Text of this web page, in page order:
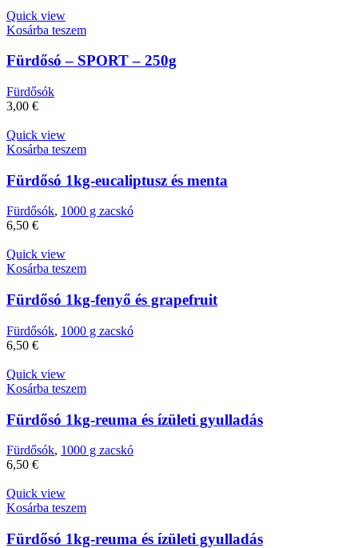
Quick view
Kosárba teszem
Fürdősó – SPORT – 250g
Fürdősók
3,00 €
Quick view
Kosárba teszem
Fürdősó 1kg-eucaliptusz és menta
Fürdősók, 1000 g zacskó
6,50 €
Quick view
Kosárba teszem
Fürdősó 1kg-fenyő és grapefruit
Fürdősók, 1000 g zacskó
6,50 €
Quick view
Kosárba teszem
Fürdősó 1kg-reuma és ízületi gyulladás
Fürdősók, 1000 g zacskó
6,50 €
Quick view
Kosárba teszem
Fürdősó 1kg-reuma és ízületi gyulladás